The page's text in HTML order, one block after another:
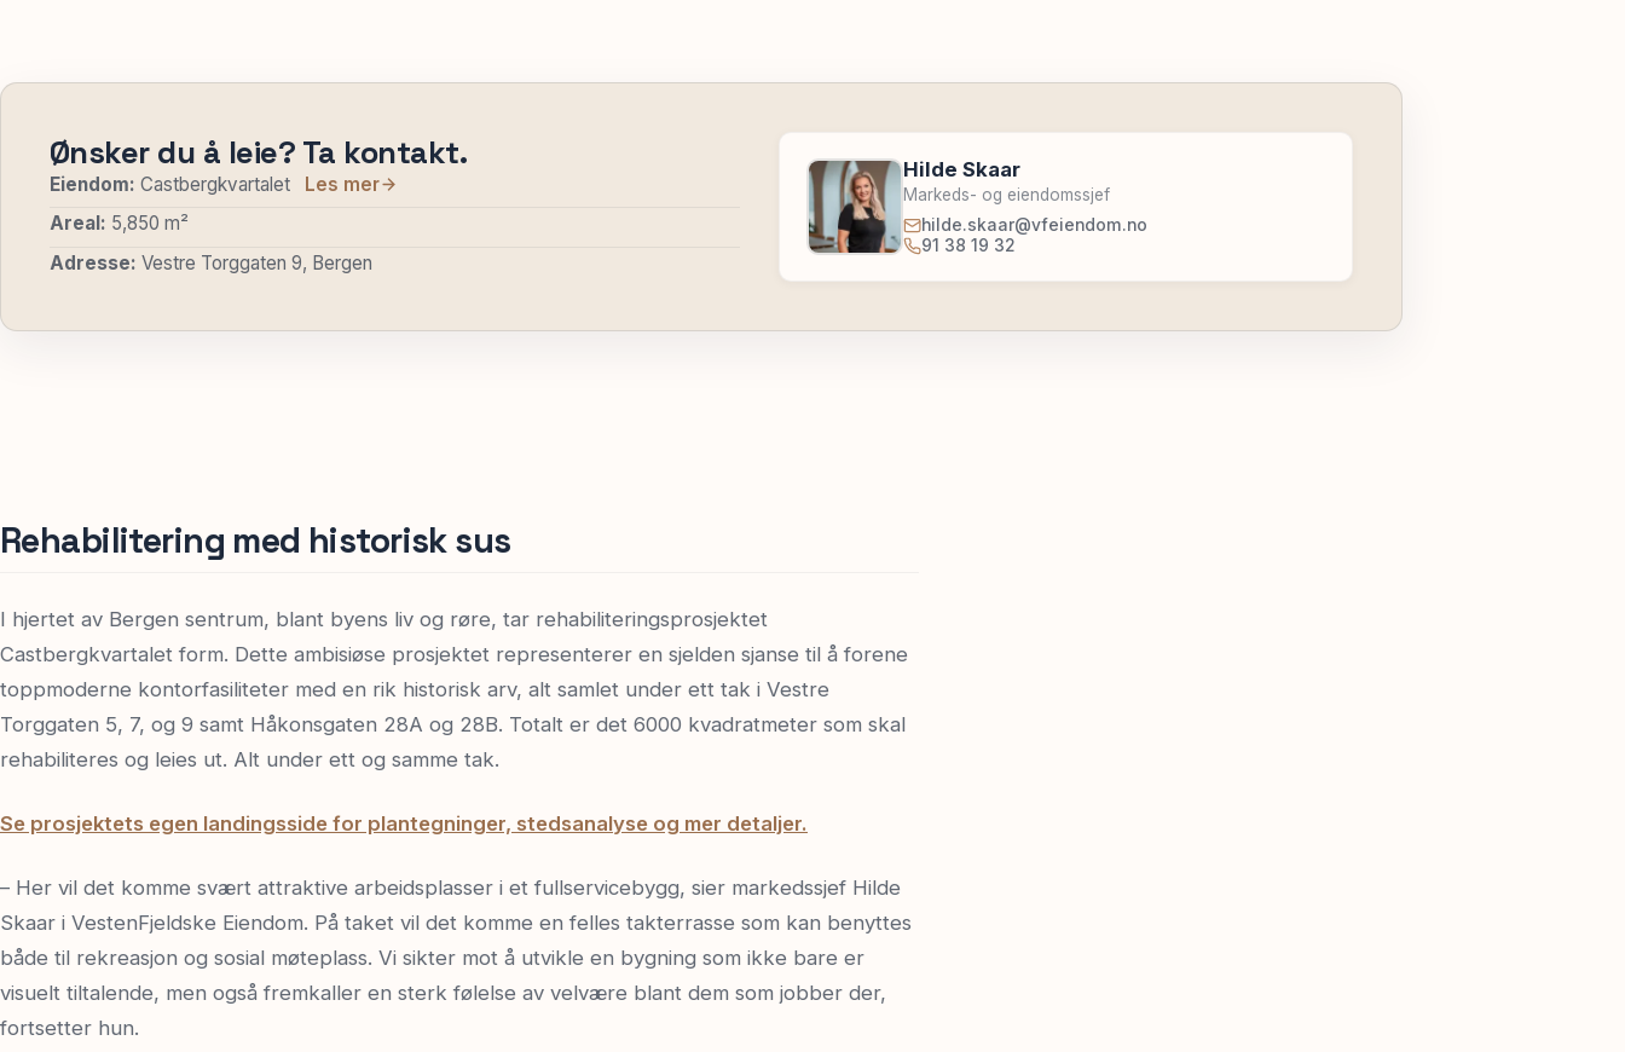
Ønsker du å leie? Ta kontakt.
Eiendom: Castbergkvartalet
Les mer
Areal: 5,850 m²
Adresse: Vestre Torggaten 9, Bergen
Hilde Skaar
Markeds- og eiendomssjef
hilde.skaar@vfeiendom.no
91 38 19 32
Rehabilitering med historisk sus
I hjertet av Bergen sentrum, blant byens liv og røre, tar rehabiliteringsprosjektet
Castbergkvartalet form. Dette ambisiøse prosjektet representerer en sjelden sjanse til å forene
toppmoderne kontorfasiliteter med en rik historisk arv, alt samlet under ett tak i Vestre
Torggaten 5, 7, og 9 samt Håkonsgaten 28A og 28B. Totalt er det 6000 kvadratmeter som skal
rehabiliteres og leies ut. Alt under ett og samme tak.
Se prosjektets egen landingsside for plantegninger, stedsanalyse og mer detaljer.
– Her vil det komme svært attraktive arbeidsplasser i et fullservicebygg, sier markedssjef Hilde
Skaar i VestenFjeldske Eiendom. På taket vil det komme en felles takterrasse som kan benyttes
både til rekreasjon og sosial møteplass. Vi sikter mot å utvikle en bygning som ikke bare er
visuelt tiltalende, men også fremkaller en sterk følelse av velvære blant dem som jobber der,
fortsetter hun.